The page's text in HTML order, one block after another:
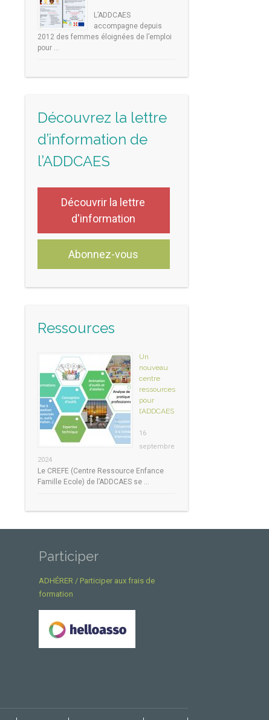
L’ADDCAES
accompagne depuis
2012 des femmes éloignées de l’emploi
pour …
Découvrez la lettre
d’information de
l’ADDCAES
Découvrir la lettre
d'information
Abonnez-vous
Ressources
Un
nouveau
centre
ressources
pour
l’ADDCAES
16
septembre
2024
Le CREFE (Centre Ressource Enfance
Famille Ecole) de l’ADDCAES se …
Participer
ADHÉRER / Participer aux frais de
formation